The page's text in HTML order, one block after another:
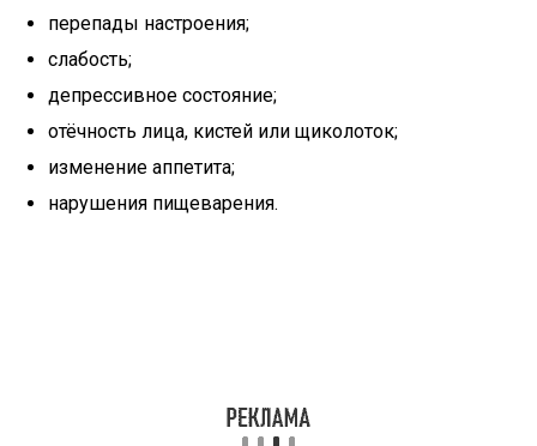
перепады настроения;
слабость;
депрессивное состояние;
отёчность лица, кистей или щиколоток;
изменение аппетита;
нарушения пищеварения.